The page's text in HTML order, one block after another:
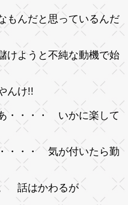
もんだと思っているんだ
けようと不純な動機で始
んけ!!
・・・・ いかに楽して
・・・ 気が付いたら勤
話はかわるが